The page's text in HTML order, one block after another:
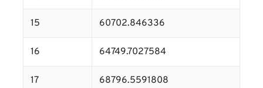
15 60702.846336
16 64749.7027584
17 68796.5591808